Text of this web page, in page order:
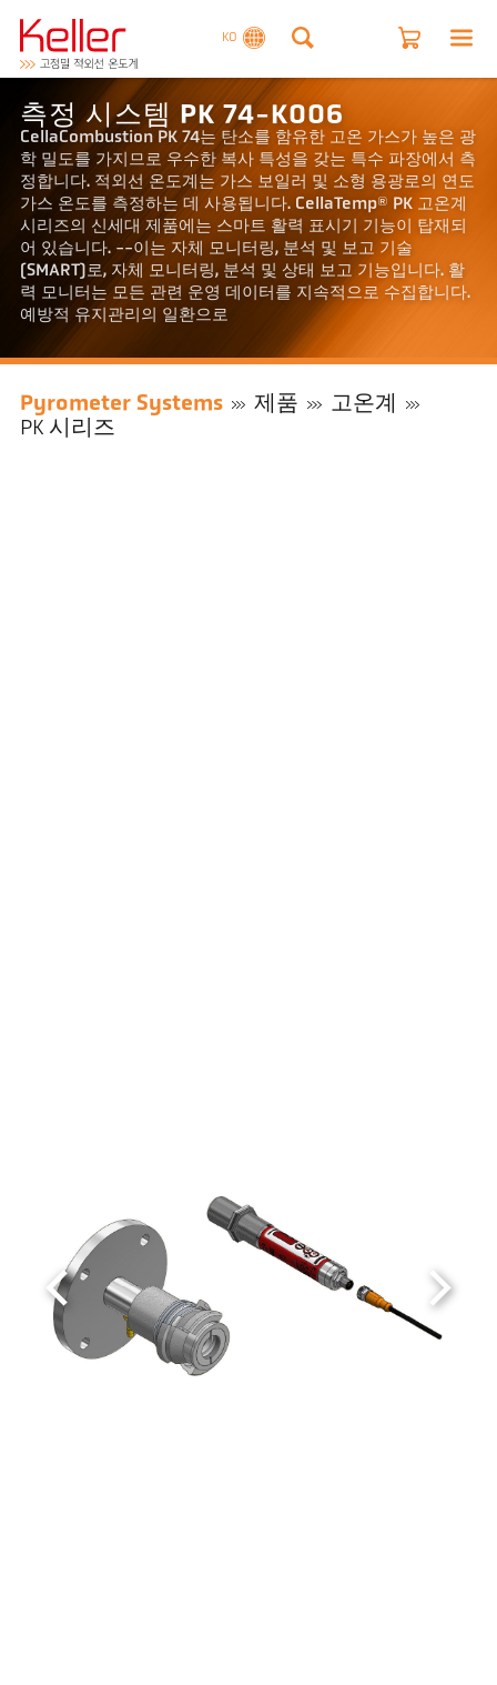
KO
측정 시스템 PK 74-K006
CellaCombustion PK 74는 탄소를 함유한 고온 가스가 높은 광
학 밀도를 가지므로 우수한 복사 특성을 갖는 특수 파장에서 측
정합니다. 적외선 온도계는 가스 보일러 및 소형 용광로의 연도
가스 온도를 측정하는 데 사용됩니다. CellaTemp® PK 고온계
시리즈의 신세대 제품에는 스마트 활력 표시기 기능이 탑재되
어 있습니다. --이는 자체 모니터링, 분석 및 보고 기술
(SMART)로, 자체 모니터링, 분석 및 상태 보고 기능입니다. 활
력 모니터는 모든 관련 운영 데이터를 지속적으로 수집합니다.
예방적 유지관리의 일환으로
Pyrometer Systems 제품
고온계
PK 시리즈